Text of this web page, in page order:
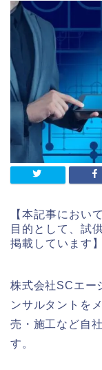
【本記事におい
目的として、試
掲載しています】
株式会社SCエー
ンサルタントを
売・施工など自
す。